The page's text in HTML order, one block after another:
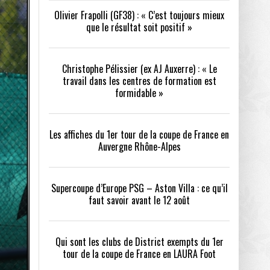
- 24/07/2026
- 21/07/2026
a tenu toutes ses promesses - 04/07/2026
PSG – ASTON VILLA :
AVANT LE 12 AOÛT
QUI SONT LES CLUBS DE DISTRICT EXEMPTS
DU 1ER TOUR DE LA COUPE DE FRANCE EN
LAURA FOOT
Olivier Frapolli (GF38) : « C’est toujours mieux
que le résultat soit positif »
Christophe Pélissier (ex AJ Auxerre) : « Le
travail dans les centres de formation est
formidable »
Les affiches du 1er tour de la coupe de France en
Auvergne Rhône-Alpes
Supercoupe d’Europe PSG – Aston Villa : ce qu’il
faut savoir avant le 12 août
Qui sont les clubs de District exempts du 1er
tour de la coupe de France en LAURA Foot